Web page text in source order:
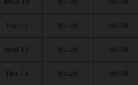
Tue 11 05:26 06:38
Wed 12 05:26 06:38
Thu 13 05:26 06:38